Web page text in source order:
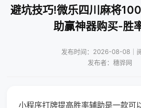
避坑技巧!微乐四川麻将
助赢神器购买-胜
发布时间：2026-08-08｜
发布者：穗骅网
小程序打牌提高胜率辅助是一款可